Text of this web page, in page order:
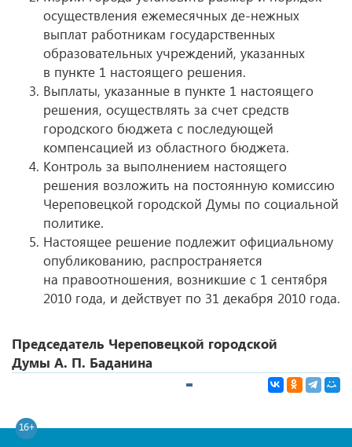
осуществления ежемесячных де-нежных
выплат работникам государственных
образовательных учреждений, указанных
в пункте 1 настоящего решения.
Выплаты, указанные в пункте 1 настоящего
решения, осуществлять за счет средств
городского бюджета с последующей
компенсацией из областного бюджета.
Контроль за выполнением настоящего
решения возложить на постоянную комиссию
Череповецкой городской Думы по социальной
политике.
Настоящее решение подлежит официальному
опубликованию, распространяется
на правоотношения, возникшие с 1 сентября
2010 года, и действует по 31 декабря 2010 года.
Председатель Череповецкой городской
Думы А. П. Баданина
16+